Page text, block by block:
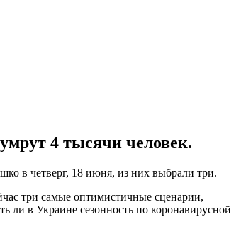
4 тысячи человек.
в четверг, 18 июня, из них выбрали три.
три самые оптимистичные сценарии,
ли в Украине сезонность по коронавирусной